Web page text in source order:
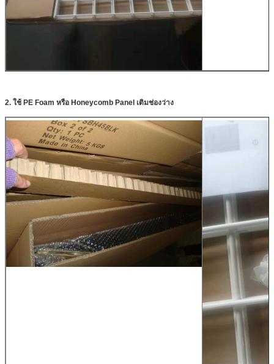
เสนอ
2. ใช้ PE Foam หรือ Honeycomb Panel เติมช่องว่าง